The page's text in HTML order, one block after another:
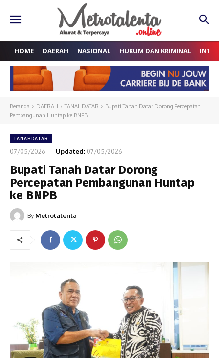
HOME DAERAH NASIONAL HUKUM DAN KRIMINAL
Beranda DAERAH TANAHDATAR
Bupati Tanah Datar Dorong Percepatan
Pembangunan Huntap ke BNPB
TANAHDATAR
07/05/2026 Updated: 07/05/2026
Bupati Tanah Datar Dorong
Percepatan Pembangunan Huntap
ke BNPB
By Metrotalenta